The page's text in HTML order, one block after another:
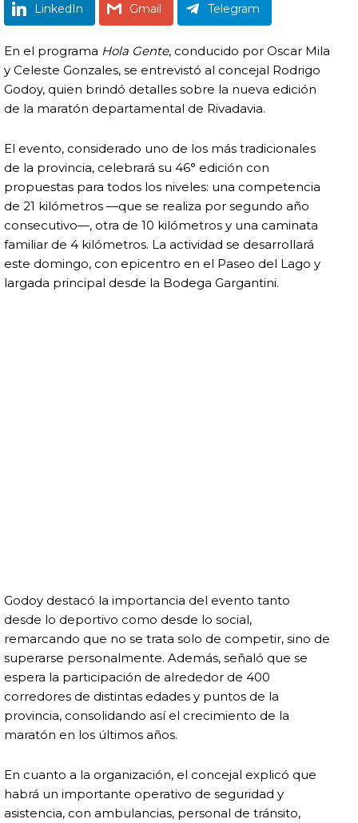
LinkedIn Gmail Telegram
En el programa Hola Gente, conducido por Oscar Mila
y Celeste Gonzales, se entrevistó al concejal Rodrigo
Godoy, quien brindó detalles sobre la nueva edición
de la maratón departamental de Rivadavia.
El evento, considerado uno de los más tradicionales
de la provincia, celebrará su 46° edición con
propuestas para todos los niveles: una competencia
de 21 kilómetros —que se realiza por segundo año
consecutivo—, otra de 10 kilómetros y una caminata
familiar de 4 kilómetros. La actividad se desarrollará
este domingo, con epicentro en el Paseo del Lago y
largada principal desde la Bodega Gargantini.
Godoy destacó la importancia del evento tanto
desde lo deportivo como desde lo social,
remarcando que no se trata solo de competir, sino de
superarse personalmente. Además, señaló que se
espera la participación de alrededor de 400
corredores de distintas edades y puntos de la
provincia, consolidando así el crecimiento de la
maratón en los últimos años.
En cuanto a la organización, el concejal explicó que
habrá un importante operativo de seguridad y
asistencia, con ambulancias, personal de tránsito,